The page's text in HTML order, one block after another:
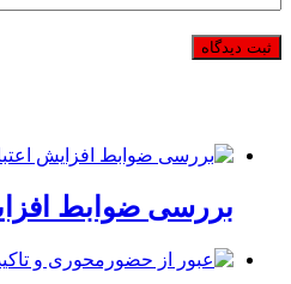
بررسی ضوابط